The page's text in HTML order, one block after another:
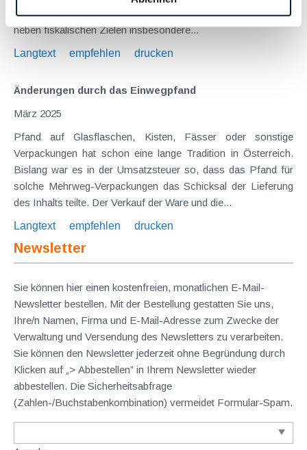
starke Wachstum des Onlinehandels zu reagieren und verfolgt
neben fiskalischen Zielen insbesondere...
Langtext
empfehlen drucken
Änderungen durch das Einwegpfand
März 2025
Pfand auf Glasflaschen, Kisten, Fässer oder sonstige
Verpackungen hat schon eine lange Tradition in Österreich.
Bislang war es in der Umsatzsteuer so, dass das Pfand für
solche Mehrweg-Verpackungen das Schicksal der Lieferung
des Inhalts teilte. Der Verkauf der Ware und die...
Langtext
empfehlen drucken
Newsletter
Sie können hier einen kostenfreien, monatlichen E-Mail-
Newsletter bestellen. Mit der Bestellung gestatten Sie uns,
Ihre/n Namen, Firma und E-Mail-Adresse zum Zwecke der
Verwaltung und Versendung des Newsletters zu verarbeiten.
Sie können den Newsletter jederzeit ohne Begründung durch
Klicken auf „> Abbestellen” in Ihrem Newsletter wieder
abbestellen. Die Sicherheitsabfrage
(Zahlen-/Buchstabenkombination) vermeidet Formular-Spam.